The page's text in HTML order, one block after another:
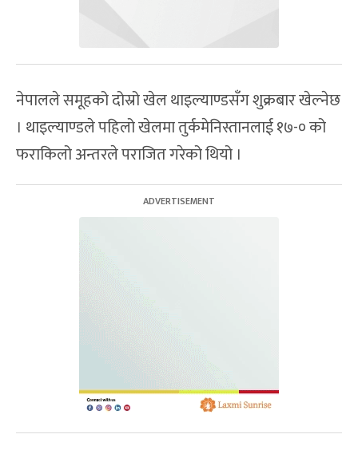
नेपालले समूहको दोस्रो खेल थाइल्याण्डसँग शुक्रबार खेल्नेछ
। थाइल्याण्डले पहिलो खेलमा तुर्कमेनिस्तानलाई १७-० को
फराकिलो अन्तरले पराजित गरेको थियो ।